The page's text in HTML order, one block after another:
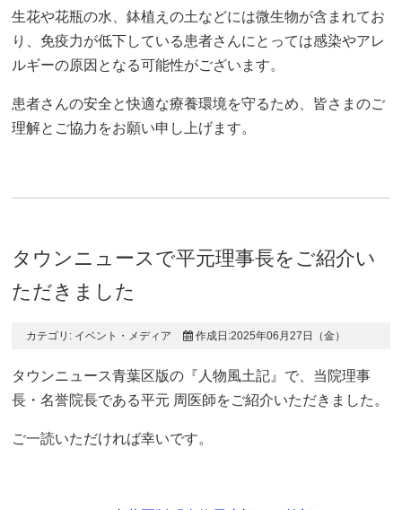
生花や花瓶の水、鉢植えの土などには微生物が含まれてお
り、免疫力が低下している患者さんにとっては感染やアレ
ルギーの原因となる可能性がございます。
患者さんの安全と快適な療養環境を守るため、皆さまのご
理解とご協力をお願い申し上げます。
タウンニュースで平元理事長をご紹介い
ただきました
カテゴリ: イベント・メディア 作成日:2025年06月27日（金）
タウンニュース青葉区版の『人物風土記』で、当院理事
長・名誉院長である平元 周医師をご紹介いただきました。
ご一読いただければ幸いです。